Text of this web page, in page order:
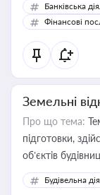
Банківська
Фінансові
Земельні
Про що тема:
підготовки,
об’єктів
Будівельна